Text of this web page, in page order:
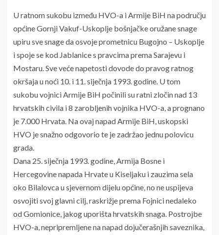
U ratnom sukobu između HVO-a i Armije BiH na području
općine Gornji Vakuf-Uskoplje bošnjačke oružane snage
upiru sve snage da osvoje prometnicu Bugojno – Uskoplje
i spoje se kod Jablanice s pravcima prema Sarajevu i
Mostaru. Sve veće napetosti dovode do pravog ratnog
okršaja u noći 10. i 11. siječnja 1993. godine. U tom
sukobu vojnici Armije BiH počinili su ratni zločin nad 13
hrvatskih civila i 8 zarobljenih vojnika HVO-a, a prognano
je 7.000 Hrvata. Na ovaj napad Armije BiH, uskopski
HVO je snažno odgovorio te je zadržao jednu polovicu
grada.
Dana 25. siječnja 1993. godine, Armija Bosne i
Hercegovine napada Hrvate u Kiseljaku i zauzima sela
oko Bilalovca u sjevernom dijelu općine, no ne uspijeva
osvojiti svoj glavni cilj, raskrižje prema Fojnici nedaleko
od Gomionice, jakog uporišta hrvatskih snaga. Postrojbe
HVO-a, nepripremljene na napad dojučerašnjih saveznika,